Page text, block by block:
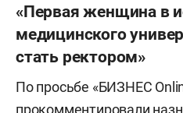
«Первая женщина в
медицинского
стать ректором»
По просьбе «БИЗНЕС
прокомментировали